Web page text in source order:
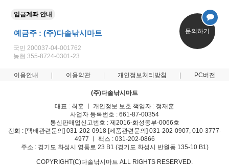
입금계좌 안내
예금주 : (주)다솔낚시마트
국민 200037-04-001762
농협 355-8724-0301-23
문의하기
이용안내 이용약관 개인정보처리방침 PC버전
(주)다솔낚시마트
대표 : 최훈 ㅣ 개인정보 보호 책임자 : 정재훈
사업자 등록번호 : 661-87-00354
통신판매업신고번호 : 제2016-화성동부-0066호
전화 : [택배관련문의] 031-202-0918 [제품관련문의] 031-202-0907, 010-3777-
4977 ㅣ 팩스 : 031-202-0866
주소 : 경기도 화성시 영통로 23 B1 (경기도 화성시 반월동 135-10 B1)
COPYRIGHT(C)다솔낚시마트 ALL RIGHTS RESERVED.